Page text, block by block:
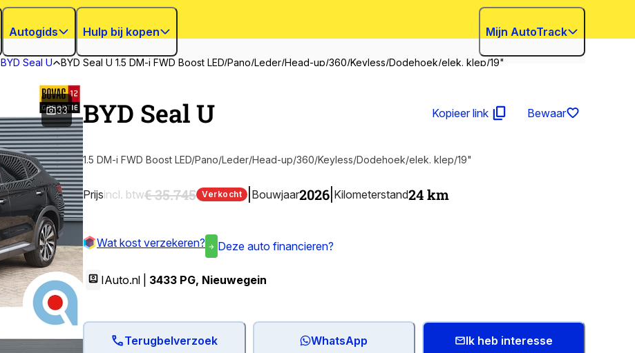
Autogids Hulp bij kopen Mijn AutoTrack
BYD Seal U BYD Seal U 1.5 DM-i FWD Boost LED/Pano/Leder/Head-up/360/Keyless/Dodehoek/elek. klep/19"
33 BYD Seal U Kopieer link Bewaar
1.5 DM-i FWD Boost LED/Pano/Leder/Head-up/360/Keyless/Dodehoek/elek. klep/19"
Prijsincl. btw€ 35.745 Verkocht Bouwjaar2026 Kilometerstand24km
Wat kost verzekeren? Deze auto financieren?
IAuto.nl | 3433 PG, Nieuwegein
Ik heb interesse
WhatsApp
Terugbelverzoek